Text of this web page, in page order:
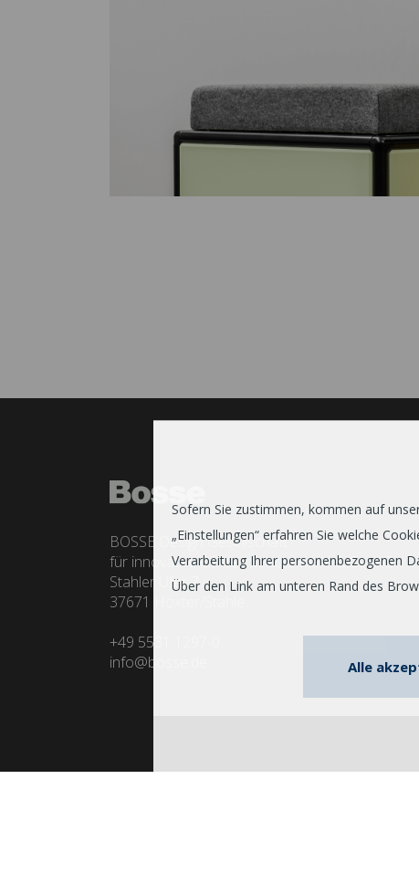
Sofern Sie zustimmen, kommen auf
„Einstellungen“ erfahren Sie welche
Verarbeitung Ihrer personenbezogenen
Über den Link am unteren Rand des
Alle
BOSSE Design Gesellschaft
für innovative Office interiors mbH & Co. KG
Stahler Ufer 7
37671 Höxter/Stahle
+49 5531 1297-0
info@bosse.de